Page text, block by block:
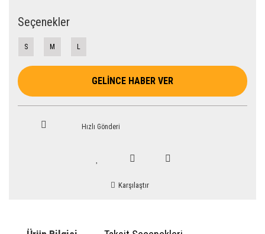
Seçenekler
S M L
GELİNCE HABER VER
Hızlı Gönderi
Karşılaştır